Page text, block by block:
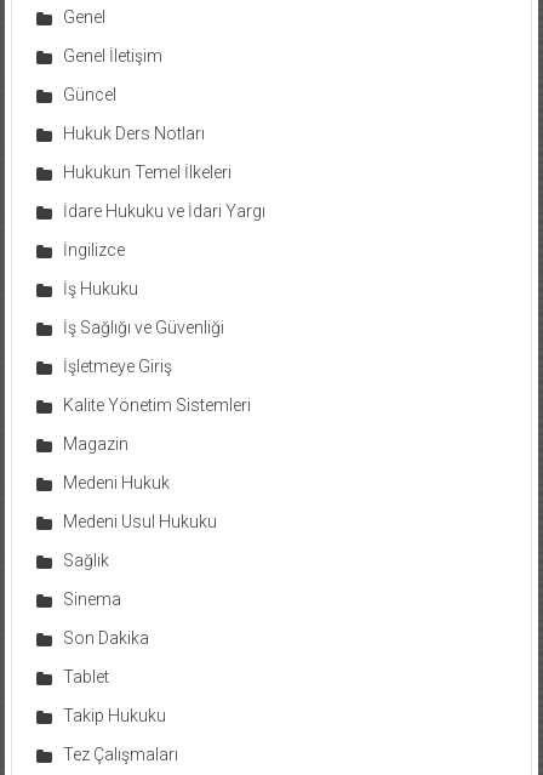
Genel
Genel İletişim
Güncel
Hukuk Ders Notları
Hukukun Temel İlkeleri
İdare Hukuku ve İdari Yargı
İngilizce
İş Hukuku
İş Sağlığı ve Güvenliği
İşletmeye Giriş
Kalite Yönetim Sistemleri
Magazin
Medeni Hukuk
Medeni Usul Hukuku
Sağlık
Sinema
Son Dakika
Tablet
Takip Hukuku
Tez Çalışmaları